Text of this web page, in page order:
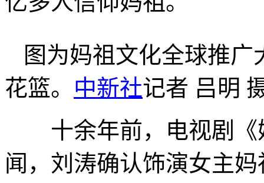
图为妈祖文化全球推
花篮。 中新社记者 吕明
十余年前，电视剧《
闻，刘涛确认饰演女主